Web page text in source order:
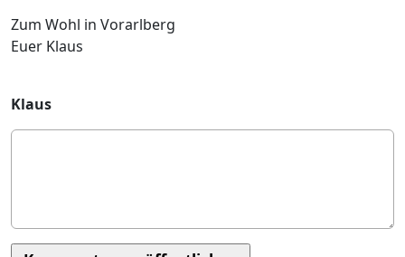
Zum Wohl in Vorarlberg
Euer Klaus
Klaus